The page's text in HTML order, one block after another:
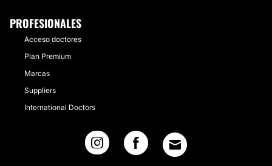
PROFESIONALES
Acceso doctores
Plan Premium
Marcas
Suppliers
International Doctors